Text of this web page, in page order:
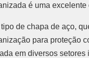
é uma excelente
tipo de chapa de aço,
para proteção
em diversos